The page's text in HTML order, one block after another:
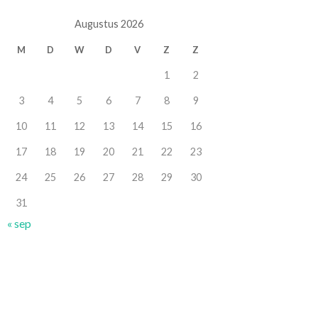
Augustus 2026
M D W D V Z Z
1 2
3 4 5 6 7 8 9
10 11 12 13 14 15 16
17 18 19 20 21 22 23
24 25 26 27 28 29 30
31
« sep